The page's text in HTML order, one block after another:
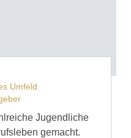
Umfeld
Jugendliche
gemacht.